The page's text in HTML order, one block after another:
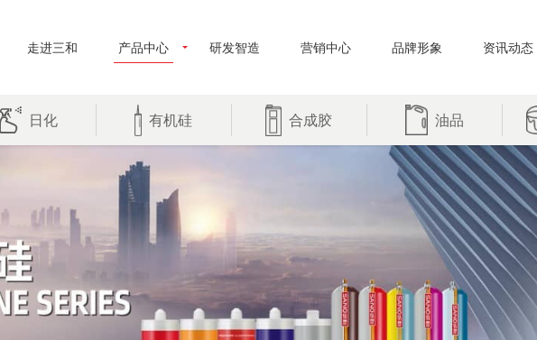
走进三和 产品中心 研发智造 营销中心 品牌形象 资讯动态
日化 有机硅 合成胶 油品